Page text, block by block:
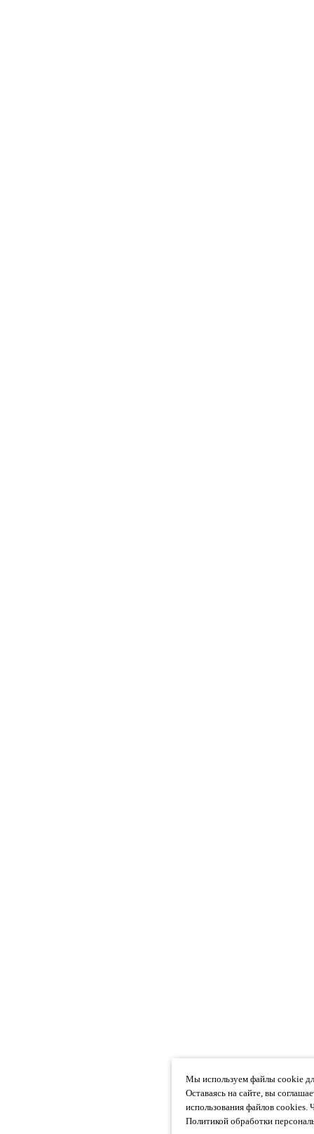
Мы используем файлы cookie
Оставаясь на сайте, вы
использования файлов cookies.
Политикой обработки